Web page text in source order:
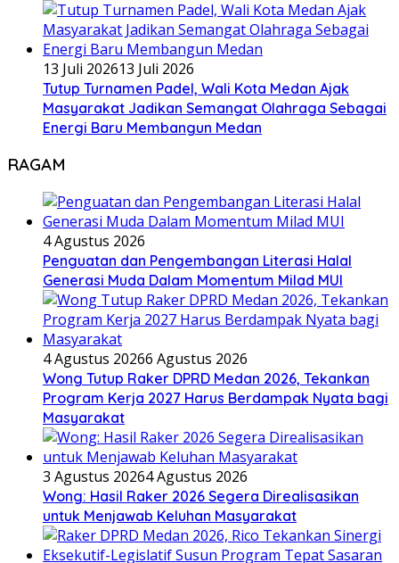
13 Juli 202613 Juli 2026
Tutup Turnamen Padel, Wali Kota Medan Ajak
Masyarakat Jadikan Semangat Olahraga Sebagai
Energi Baru Membangun Medan
RAGAM
4 Agustus 2026
Penguatan dan Pengembangan Literasi Halal
Generasi Muda Dalam Momentum Milad MUI
4 Agustus 20266 Agustus 2026
Wong Tutup Raker DPRD Medan 2026, Tekankan
Program Kerja 2027 Harus Berdampak Nyata bagi
Masyarakat
3 Agustus 20264 Agustus 2026
Wong: Hasil Raker 2026 Segera Direalisasikan
untuk Menjawab Keluhan Masyarakat